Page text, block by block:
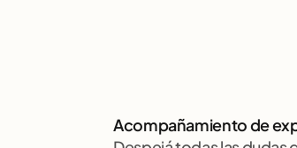
Acompañamiento de